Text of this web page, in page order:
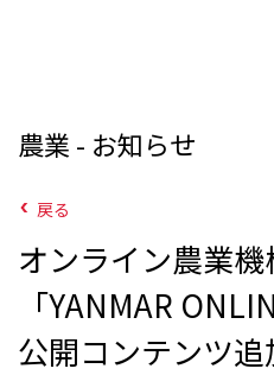
農業 - お知らせ
戻る
オンライン農業
「YANMAR
公開コンテンツ